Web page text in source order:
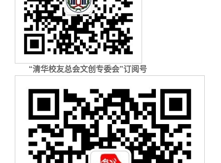
“清华校友总会文创专委会”订阅号